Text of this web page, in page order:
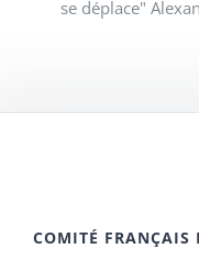
se déplace"
COMITÉ FRANÇAIS